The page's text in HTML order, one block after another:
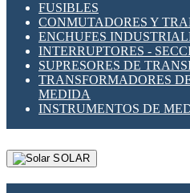
FUSIBLES
CONMUTADORES Y
ENCHUFES
INTERRUPTORES -
SUPRESORES DE
TRANSFORMADORES
MEDIDA
INSTRUMENTOS DE
SOLAR